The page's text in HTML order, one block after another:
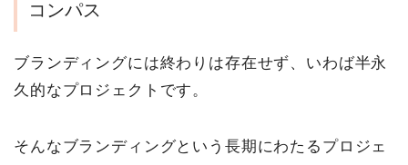
コンパス
ブランディングには終わりは存在せず、いわば半永
久的なプロジェクトです。
そんなブランディングという長期にわたるプロジェ